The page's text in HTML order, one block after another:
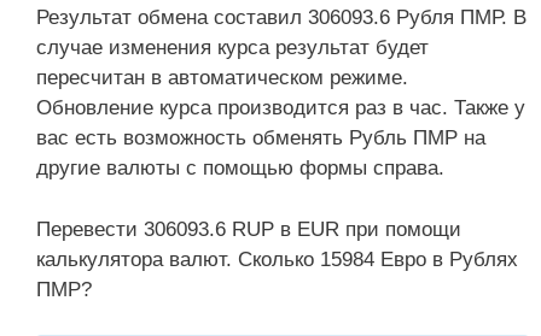
Результат обмена составил 306093.6 Рубля ПМР. В
случае изменения курса результат будет
пересчитан в автоматическом режиме.
Обновление курса производится раз в час. Также у
вас есть возможность обменять Рубль ПМР на
другие валюты с помощью формы справа.
Перевести 306093.6 RUP в EUR при помощи
калькулятора валют. Сколько 15984 Евро в Рублях
ПМР?